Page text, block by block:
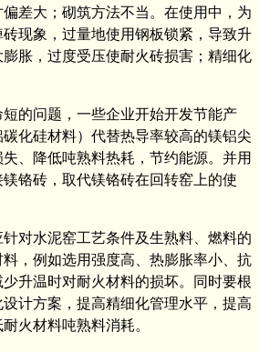
差大；砌筑方法不当。在使用中，为
现象，过量地使用钢板锁紧，导致升
胀，过度受压使耐火砖损害；精细化
的问题，一些企业开始开发节能产
化硅材料）代替热导率较高的镁铝尖
、降低吨熟料热耗，节约能源。并用
铬砖，取代镁铬砖在回转窑上的使
对水泥窑工艺条件及生熟料、燃料的
，例如选用强度高、热膨胀率小、抗
升温时对耐火材料的损坏。同时要根
计方案，提高精细化管理水平，提高
火材料吨熟料消耗。